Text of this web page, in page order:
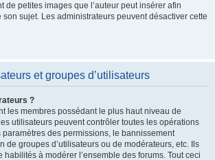
de petites images que l’auteur peut insérer afin
son sujet. Les administrateurs peuvent désactiver cette
et groupes d’utilisateurs
?
les membres possédant le plus haut niveau de
utilisateurs peuvent contrôler toutes les opérations
des permissions, le bannissement
de groupes d’utilisateurs ou de modérateurs, etc. Ils
à modérer l’ensemble des forums. Tout ceci